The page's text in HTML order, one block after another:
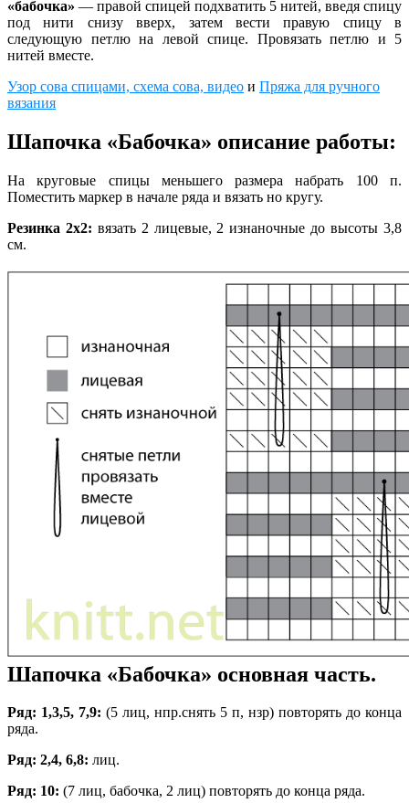
«бабочка» — правой спицей подхватить 5 нитей, введя спицу
под нити снизу вверх, затем вести правую спицу в
следующую петлю на левой спице. Провязать петлю и 5
нитей вместе.
Узор сова спицами, схема сова, видео и Пряжа для ручного
вязания
Шапочка «Бабочка» описание работы:
На круговые спицы меньшего размера набрать 100 п.
Поместить маркер в начале ряда и вязать но кругу.
Резинка 2х2: вязать 2 лицевые, 2 изнаночные до высоты 3,8
см.
Шапочка «Бабочка» основная часть.
Ряд: 1,3,5, 7,9: (5 лиц, нпр.снять 5 п, нзр) повторять до конца
ряда.
Ряд: 2,4, 6,8: лиц.
Ряд: 10: (7 лиц, бабочка, 2 лиц) повторять до конца ряда.